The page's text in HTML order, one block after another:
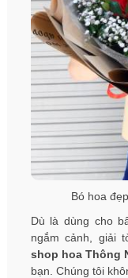
Bó hoa
Dù là dùng cho
ngắm cảnh, giải
shop hoa Thông
bạn. Chúng tôi